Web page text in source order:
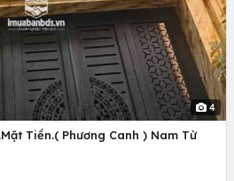
4
Tiền.( Phương Canh ) Nam Từ